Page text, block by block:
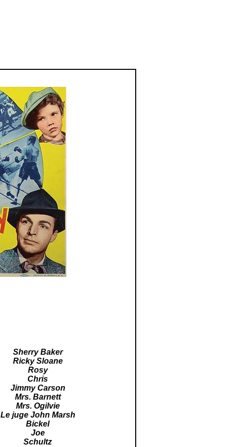
Sherry Baker
Ricky Sloane
Rosy
Chris
Jimmy Carson
Mrs. Barnett
Mrs. Ogilvie
Le juge John Marsh
Bickel
Joe
Schultz